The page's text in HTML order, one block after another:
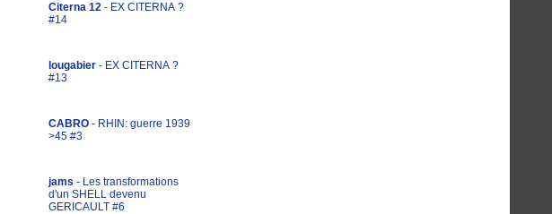
Citerna 12 - EX CITERNA ?
#14
lougabier - EX CITERNA ?
#13
CABRO - RHIN: guerre 1939
>45 #3
jams - Les transformations
d'un SHELL devenu
GERICAULT #6